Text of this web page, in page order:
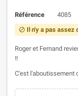
Référence 4085
 Il n'y a pas assez
Roger et Fernand
!!
C'est l'aboutissement